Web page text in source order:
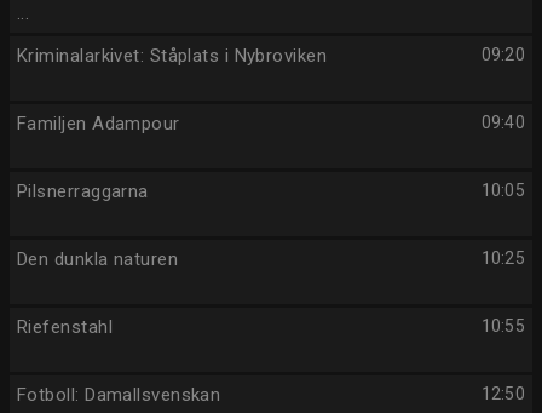
...
09:20
Kriminalarkivet: Ståplats i Nybroviken
09:40
Familjen Adampour
10:05
Pilsnerraggarna
10:25
Den dunkla naturen
10:55
Riefenstahl
12:50
Fotboll: Damallsvenskan